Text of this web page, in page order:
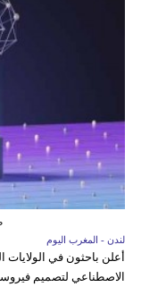
لندن - المغرب اليوم
أعلن باحثون في الولايات
الاصطناعي لتصميم